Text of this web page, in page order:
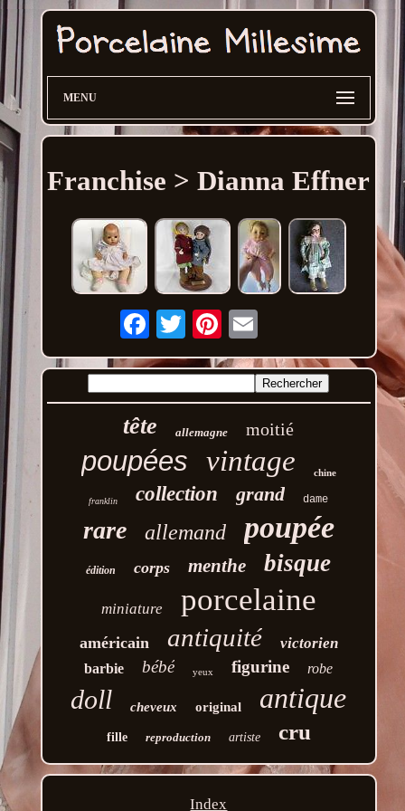
MENU
Franchise > Dianna Effner
Email
tête allemagne moitié
poupées vintage chine
franklin collection grand dame
rare allemand poupée
édition corps menthe bisque
miniature porcelaine
américain antiquité victorien
barbie bébé yeux figurine robe
doll cheveux original antique
fille reproduction artiste cru
Index